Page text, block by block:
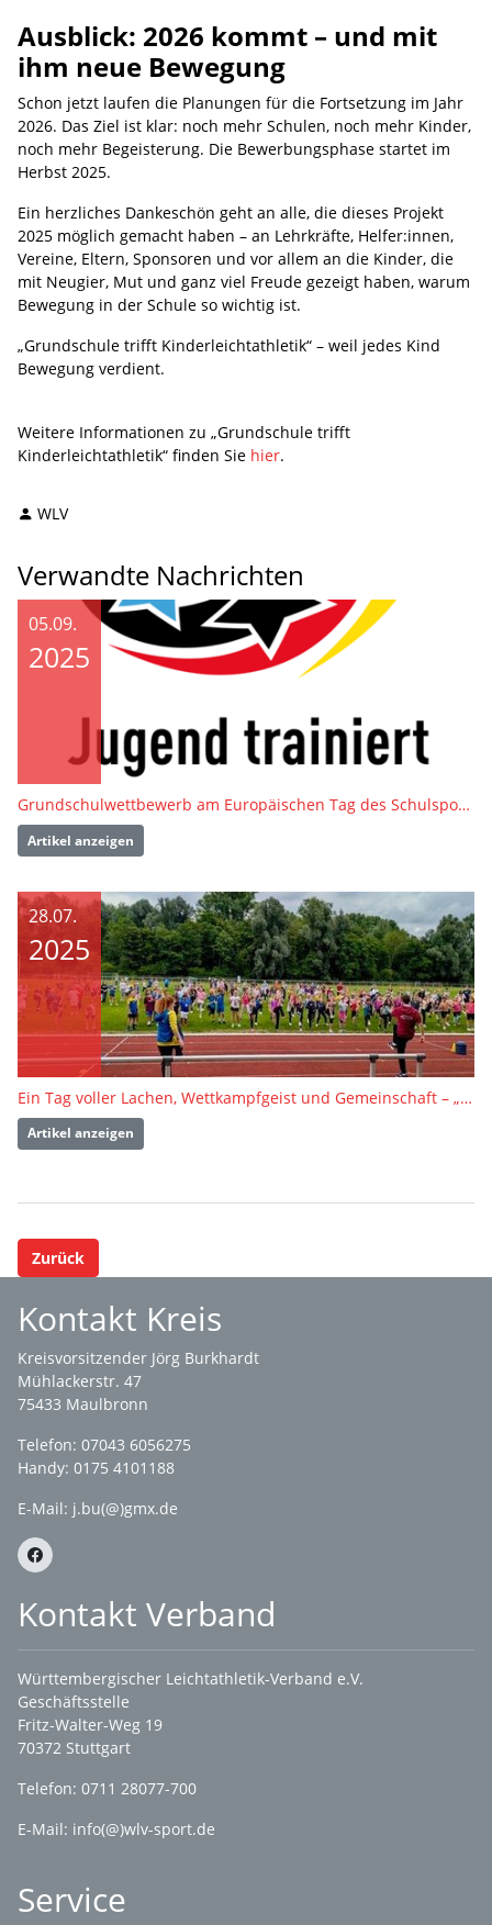
Ausblick: 2026 kommt – und mit
ihm neue Bewegung
Schon jetzt laufen die Planungen für die Fortsetzung im Jahr
2026. Das Ziel ist klar: noch mehr Schulen, noch mehr Kinder,
noch mehr Begeisterung. Die Bewerbungsphase startet im
Herbst 2025.
Ein herzliches Dankeschön geht an alle, die dieses Projekt
2025 möglich gemacht haben – an Lehrkräfte, Helfer:innen,
Vereine, Eltern, Sponsoren und vor allem an die Kinder, die
mit Neugier, Mut und ganz viel Freude gezeigt haben, warum
Bewegung in der Schule so wichtig ist.
„Grundschule trifft Kinderleichtathletik“ – weil jedes Kind
Bewegung verdient.
Weitere Informationen zu „Grundschule trifft
Kinderleichtathletik“ finden Sie hier.
WLV
Verwandte Nachrichten
05.09.
2025
Grundschulwettbewerb am Europäischen Tag des Schulsports
Artikel anzeigen
28.07.
2025
Ein Tag voller Lachen, Wettkampfgeist und Gemeinschaft – „Grundschule trifft Kinderleichtathletik“ bei der LG Weissacher Tal
Artikel anzeigen
Zurück
Kontakt Kreis
Kreisvorsitzender Jörg Burkhardt
Mühlackerstr. 47
75433 Maulbronn
Telefon: 07043 6056275
Handy: 0175 4101188
E-Mail: j.bu(@)gmx.de
Kontakt Verband
Württembergischer Leichtathletik-Verband e.V.
Geschäftsstelle
Fritz-Walter-Weg 19
70372 Stuttgart
Telefon: 0711 28077-700
E-Mail: info(@)wlv-sport.de
Service